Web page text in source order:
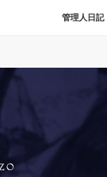
管理人日記